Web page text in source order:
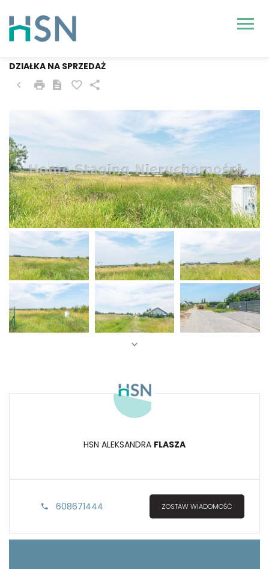
KOŁBASKOWO, BOBOLIN
DZIAŁKA NA SPRZEDAŻ
HSN ALEKSANDRA FLASZA
608671444 ZOSTAW WIADOMOŚĆ